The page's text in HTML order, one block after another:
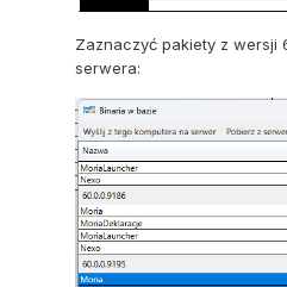
Zaznaczyć pakiety z wersji
serwera: